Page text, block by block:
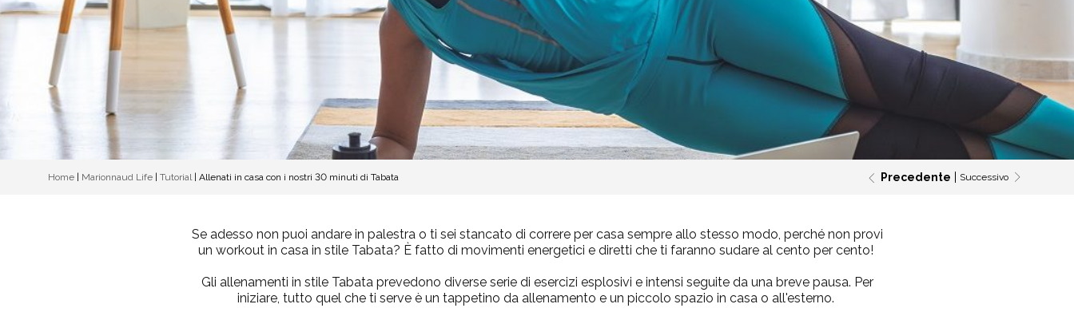
Home Marionnaud Life Tutorial| Allenati in casa con i nostri 30 minuti di Tabata Precedente Successivo
Se adesso non puoi andare in palestra o ti sei stancato di correre per casa sempre allo stesso modo, perché non provi
un workout in casa in stile Tabata? È fatto di movimenti energetici e diretti che ti faranno sudare al cento per cento!
Gli allenamenti in stile Tabata prevedono diverse serie di esercizi esplosivi e intensi seguite da una breve pausa. Per
iniziare, tutto quel che ti serve è un tappetino da allenamento e un piccolo spazio in casa o all'esterno.